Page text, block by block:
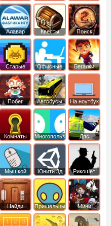
Бутовский
комбат
Алавар Квесты
Поиск
предметов
Старые Офисные Бегалки
Побег Автобусы На ноутбук
Комнаты Многопользовательские
Дпс
Мышкой Юнити 3д Рикошет
Найди
выход
Пришельцы Мини